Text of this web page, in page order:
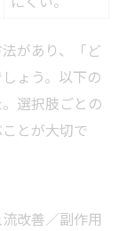
があり、「ど
ょう。以下の
選択肢ごとの
とが大切で
改善／副作用